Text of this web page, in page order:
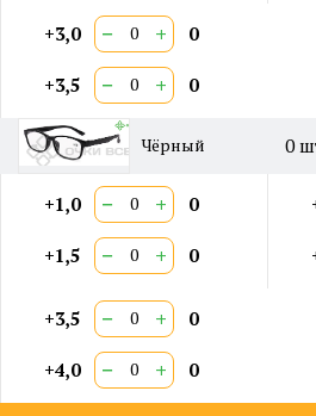
+3,0 − + 0
+3,5 − + 0
Чёрный 0
+1,0 − + 0
+1,5 − + 0
+3,5 − + 0
+4,0 − + 0